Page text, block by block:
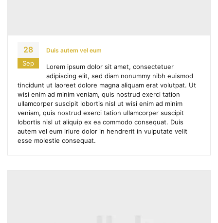
28
Sep
Duis autem vel eum
Lorem ipsum dolor sit amet, consectetuer
adipiscing elit, sed diam nonummy nibh euismod
tincidunt ut laoreet dolore magna aliquam erat volutpat. Ut
wisi enim ad minim veniam, quis nostrud exerci tation
ullamcorper suscipit lobortis nisl ut wisi enim ad minim
veniam, quis nostrud exerci tation ullamcorper suscipit
lobortis nisl ut aliquip ex ea commodo consequat. Duis
autem vel eum iriure dolor in hendrerit in vulputate velit
esse molestie consequat.